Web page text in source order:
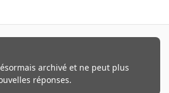
archivé et ne peut plus
réponses.